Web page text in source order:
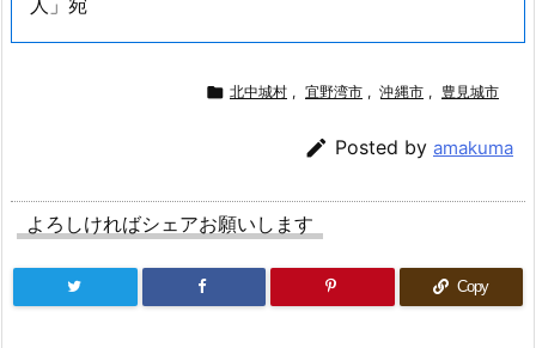
 北中城村 , 宜野湾市 , 沖縄市 , 豊見城市
 Posted by amakuma
よろしければシェアお願いします
Copy